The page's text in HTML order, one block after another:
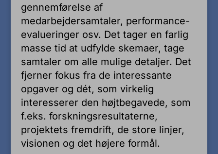
gennemførelse af
medarbejdersamtaler, performance-
evalueringer osv. Det tager en farlig
masse tid at udfylde skemaer, tage
samtaler om alle mulige detaljer. Det
fjerner fokus fra de interessante
opgaver og dét, som virkelig
interesserer den højtbegavede, som
f.eks. forskningsresultaterne,
projektets fremdrift, de store linjer,
visionen og det højere formål.